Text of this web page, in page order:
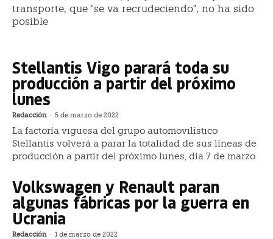
transporte, que "se va recrudeciendo", no ha sido
posible
Stellantis Vigo parará toda su
producción a partir del próximo
lunes
Redacción - 5 de marzo de 2022
La factoría viguesa del grupo automovilístico
Stellantis volverá a parar la totalidad de sus líneas de
producción a partir del próximo lunes, día 7 de marzo
Volkswagen y Renault paran
algunas fábricas por la guerra en
Ucrania
Redacción - 1 de marzo de 2022